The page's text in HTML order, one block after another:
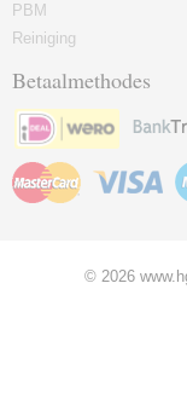
PBM
Reiniging
Betaalmethodes
© 2026